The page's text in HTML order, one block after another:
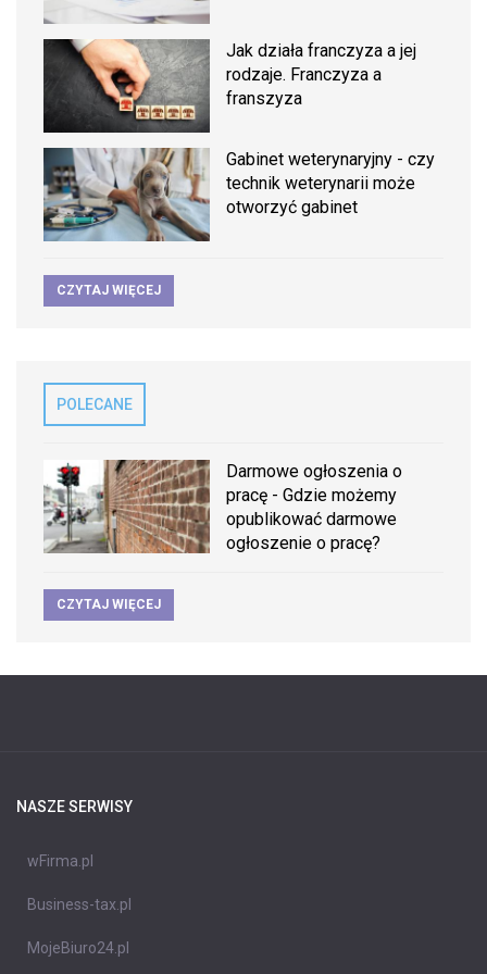
Jak działa franczyza a jej
rodzaje. Franczyza a
franszyza
Gabinet weterynaryjny - czy
technik weterynarii może
otworzyć gabinet
CZYTAJ WIĘCEJ
POLECANE
Darmowe ogłoszenia o
pracę - Gdzie możemy
opublikować darmowe
ogłoszenie o pracę?
CZYTAJ WIĘCEJ
NASZE SERWISY
wFirma.pl
Business-tax.pl
MojeBiuro24.pl